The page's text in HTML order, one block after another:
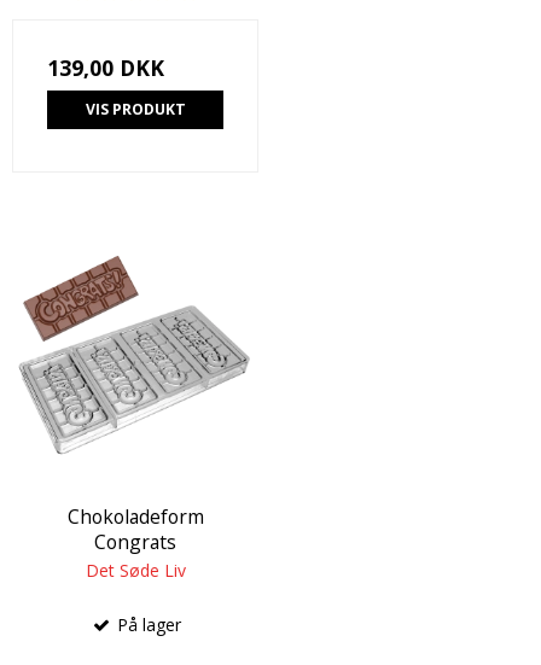
139,00 DKK
VIS PRODUKT
Chokoladeform
Congrats
Det Søde Liv
På lager